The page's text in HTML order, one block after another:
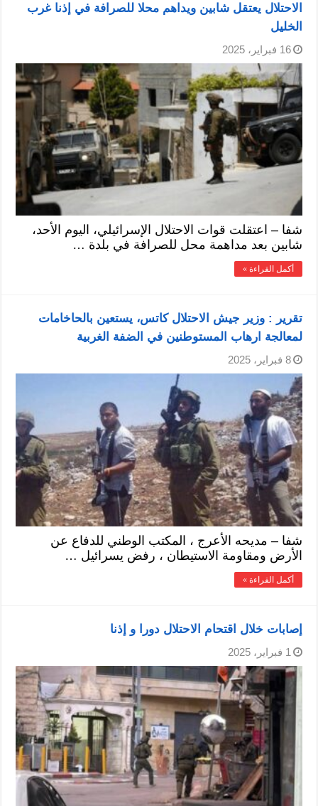
الاحتلال يعتقل شابين ويداهم محلا للصرافة في إذنا غرب
الخليل
16 فبراير، 2025
شفا – اعتقلت قوات الاحتلال الإسرائيلي، اليوم الأحد،
شابين بعد مداهمة محل للصرافة في بلدة …
أكمل القراءة »
تقرير : وزير جيش الاحتلال كاتس، يستعين بالحاخامات
لمعالجة ارهاب المستوطنين في الضفة الغربية
8 فبراير، 2025
شفا – مديحه الأعرج ، المكتب الوطني للدفاع عن
الأرض ومقاومة الاستيطان ، رفض يسرائيل …
أكمل القراءة »
إصابات خلال اقتحام الاحتلال دورا و إذنا
1 فبراير، 2025